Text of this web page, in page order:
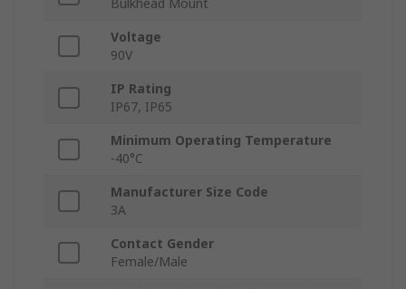
Bulkhead Mount
Voltage
90V
IP Rating
IP67, IP65
Minimum Operating Temperature
-40°C
Manufacturer Size Code
3A
Contact Gender
Female/Male